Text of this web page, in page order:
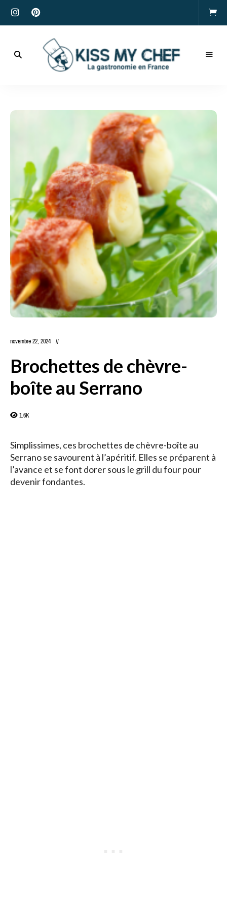
My
novembre 22, 2024
Brochettes de chèvre-
boîte au Serrano
1.6K
Simplissimes, ces brochettes de chèvre-boîte au
Serrano se savourent à l’apéritif. Elles se préparent à
l’avance et se font dorer sous le grill du four pour
devenir fondantes.